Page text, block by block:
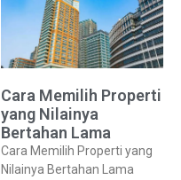
Cara Memilih Properti
yang Nilainya
Bertahan Lama
Cara Memilih Properti yang
Nilainya Bertahan Lama